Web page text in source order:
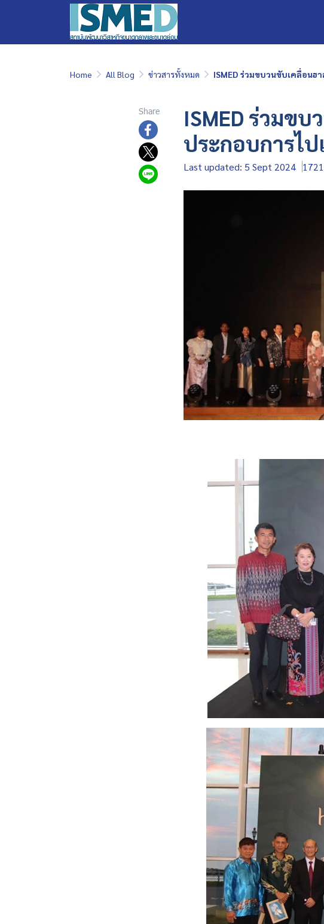
Home All Blog ข่าวสารทั้งหมด ISMED ร่วมขบวนขับเคลื่อน
Share
ISMED ร่วมข
ประกอบการไ
Last updated: 5 Sept 2024